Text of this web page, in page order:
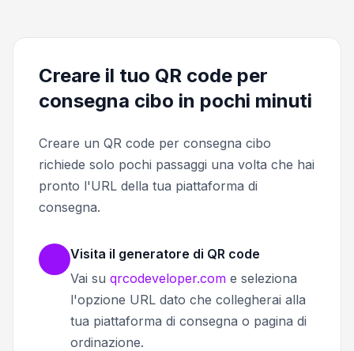
Creare il tuo QR code per
consegna cibo in pochi minuti
Creare un QR code per consegna cibo
richiede solo pochi passaggi una volta che hai
pronto l'URL della tua piattaforma di
consegna.
Visita il generatore di QR code
Vai su qrcodeveloper.com e seleziona
l'opzione URL dato che collegherai alla
tua piattaforma di consegna o pagina di
ordinazione.